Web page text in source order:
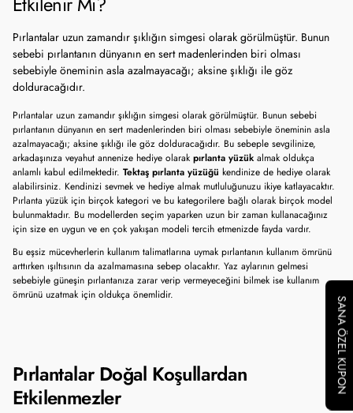
Pırlantalar uzun zamandır şıklığın simgesi olarak görülmüştür. Bunun
sebebi pırlantanın dünyanın en sert madenlerinden biri olması
sebebiyle öneminin asla azalmayacağı; aksine şıklığı ile göz
dolduracağıdır.
Pırlantalar uzun zamandır şıklığın simgesi olarak görülmüştür. Bunun sebebi
pırlantanın dünyanın en sert madenlerinden biri olması sebebiyle öneminin asla
azalmayacağı; aksine şıklığı ile göz dolduracağıdır. Bu sebeple sevgilinize,
arkadaşınıza veyahut annenize hediye olarak pırlanta yüzük almak oldukça
anlamlı kabul edilmektedir. Tektaş pırlanta yüzüğü kendinize de hediye olarak
alabilirsiniz. Kendinizi sevmek ve hediye almak mutluluğunuzu ikiye katlayacaktır.
Pırlanta yüzük için birçok kategori ve bu kategorilere bağlı olarak birçok model
bulunmaktadır. Bu modellerden seçim yaparken uzun bir zaman kullanacağınız
için size en uygun ve en çok yakışan modeli tercih etmenizde fayda vardır.
Bu eşsiz mücevherlerin kullanım talimatlarına uymak pırlantanın kullanım ömrünü
arttırken ışıltısının da azalmamasına sebep olacaktır. Yaz aylarının gelmesi
sebebiyle güneşin pırlantanıza zarar verip vermeyeceğini bilmek ise kullanım
ömrünü uzatmak için oldukça önemlidir.
Pırlantalar Doğal Koşullardan
Etkilenmezler
SANA ÖZEL KUPON